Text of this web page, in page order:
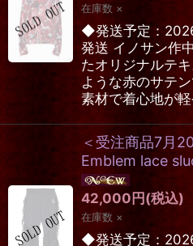
在庫数 ×
◆発送予定：
発送 イノサン作
たオリジナルテ
ような赤のサテ
素材で着心地が
＜受注商品7月
Emblem lace
42,000 円 (税込)
在庫数 ×
◆発送予定：